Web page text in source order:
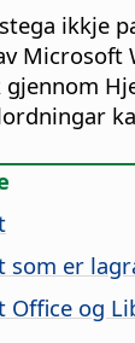
ikkje
Microsoft
gjennom
som er
Office og